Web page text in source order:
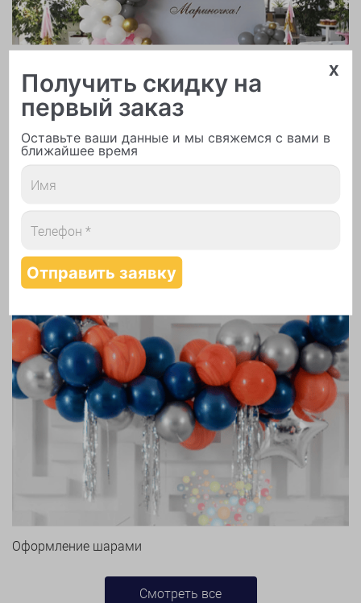
Оформление шарами
Смотреть все
x
Получить скидку на
первый заказ
Оставьте ваши данные и мы свяжемся с вами в
ближайшее время